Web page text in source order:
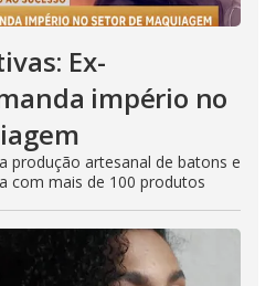
Ex-
império no
produção artesanal de batons e
com mais de 100 produtos